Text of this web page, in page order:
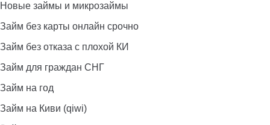
Новые займы и микрозаймы
Займ без карты онлайн срочно
Займ без отказа с плохой КИ
Займ для граждан СНГ
Займ на год
Займ на Киви (qiwi)